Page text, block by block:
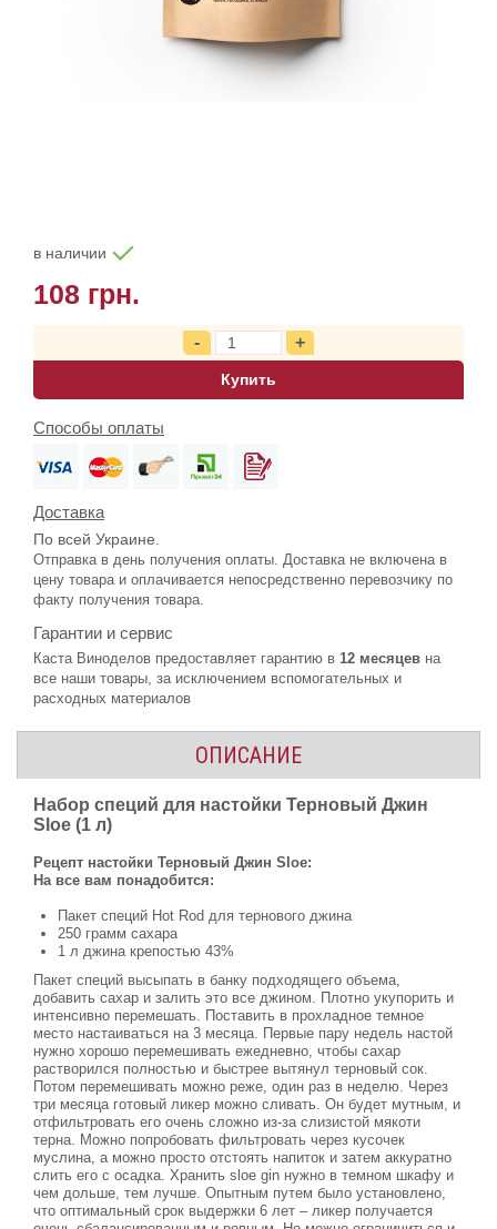
в наличии
108 грн.
Купить
Способы оплаты
Доставка
По всей Украине.
Отправка в день получения оплаты. Доставка не включена в
цену товара и оплачивается непосредственно перевозчику по
факту получения товара.
Гарантии и сервис
Каста Виноделов предоставляет гарантию в 12 месяцев на
все наши товары, за исключением вспомогательных и
расходных материалов
ОПИСАНИЕ
Набор специй для настойки Терновый Джин
Sloe (1 л)
Рецепт настойки Терновый Джин Sloe:
На все вам понадобится:
Пакет специй Hot Rod для тернового джина
250 грамм сахара
1 л джина крепостью 43%
Пакет специй высыпать в банку подходящего объема,
добавить сахар и залить это все джином. Плотно укупорить и
интенсивно перемешать. Поставить в прохладное темное
место настаиваться на 3 месяца. Первые пару недель настой
нужно хорошо перемешивать ежедневно, чтобы сахар
растворился полностью и быстрее вытянул терновый сок.
Потом перемешивать можно реже, один раз в неделю. Через
три месяца готовый ликер можно сливать. Он будет мутным, и
отфильтровать его очень сложно из-за слизистой мякоти
терна. Можно попробовать фильтровать через кусочек
муслина, а можно просто отстоять напиток и затем аккуратно
слить его с осадка. Хранить sloe gin нужно в темном шкафу и
чем дольше, тем лучше. Опытным путем было установлено,
что оптимальный срок выдержки 6 лет – ликер получается